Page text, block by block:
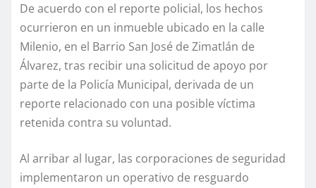
De acuerdo con el reporte policial, los hechos
ocurrieron en un inmueble ubicado en la calle
Milenio, en el Barrio San José de Zimatlán de
Álvarez, tras recibir una solicitud de apoyo por
parte de la Policía Municipal, derivada de un
reporte relacionado con una posible víctima
retenida contra su voluntad.
Al arribar al lugar, las corporaciones de seguridad
implementaron un operativo de resguardo